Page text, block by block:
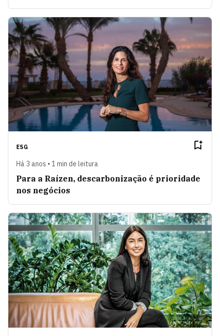
ESG
Há 3 anos • 1 min de leitura
Para a Raízen, descarbonização é prioridade
nos negócios